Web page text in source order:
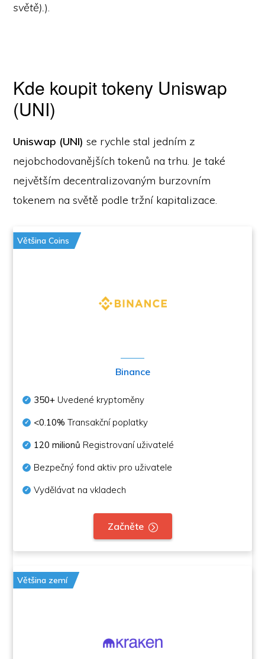
světě).).
Kde koupit tokeny Uniswap
(UNI)
Uniswap (UNI)se rychle stal jedním z
nejobchodovanějších tokenů na trhu. Je také
největším decentralizovaným burzovním
tokenem na světě podle tržní kapitalizace.
Většina Coins
Binance
350+ Uvedené kryptoměny
<0.10% Transakční poplatky
120 milionů Registrovaní uživatelé
Bezpečný fond aktiv pro uživatele
Vydělávat na vkladech
Začněte
Většina zemí